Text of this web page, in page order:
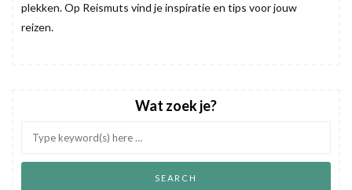
plekken. Op Reismuts vind je inspiratie en tips voor jouw
reizen.
Wat zoek je?